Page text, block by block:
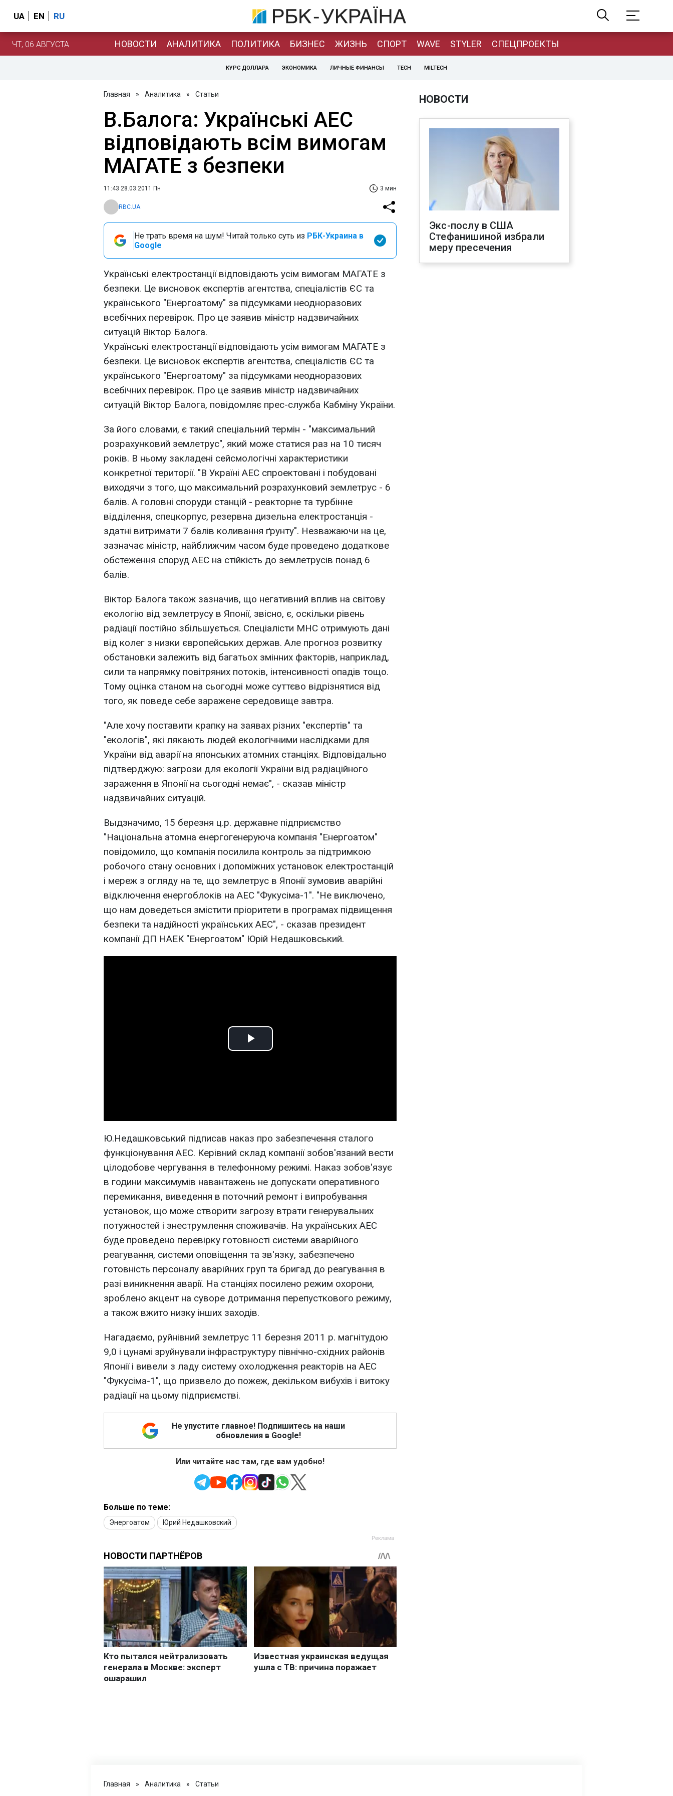
UA EN RU
ЧТ, 06 АВГУСТА НОВОСТИ АНАЛИТИКА ПОЛИТИКА БИЗНЕС ЖИЗНЬ СПОРТ WAVE STYLER СПЕЦПРОЕКТЫ
КУРС ДОЛЛАРА ЭКОНОМИКА ЛИЧНЫЕ ФИНАНСЫ TECH MILTECH
Главная » Аналитика » Статьи
В.Балога: Українські АЕС
відповідають всім вимогам
МАГАТЕ з безпеки
11:43 28.03.2011 Пн 3 мин
RBC.UA
Не трать время на шум! Читай только суть из РБК-Украина в
Google
Українські електростанції відповідають усім вимогам МАГАТЕ з
безпеки. Це висновок експертів агентства, спеціалістів ЄС та
українського "Енергоатому" за підсумками неодноразових
всебічних перевірок. Про це заявив міністр надзвичайних
ситуацій Віктор Балога.
Українські електростанції відповідають усім вимогам МАГАТЕ з
безпеки. Це висновок експертів агентства, спеціалістів ЄС та
українського "Енергоатому" за підсумками неодноразових
всебічних перевірок. Про це заявив міністр надзвичайних
ситуацій Віктор Балога, повідомляє прес-служба Кабміну України.
За його словами, є такий спеціальний термін - "максимальний
розрахунковий землетрус", який може статися раз на 10 тисяч
років. В ньому закладені сейсмологічні характеристики
конкретної території. "В Україні АЕС спроектовані і побудовані
виходячи з того, що максимальний розрахунковий землетрус - 6
балів. А головні споруди станцій - реакторне та турбінне
відділення, спецкорпус, резервна дизельна електростанція -
здатні витримати 7 балів коливання ґрунту". Незважаючи на це,
зазначає міністр, найближчим часом буде проведено додаткове
обстеження споруд АЕС на стійкість до землетрусів понад 6
балів.
Віктор Балога також зазначив, що негативний вплив на світову
екологію від землетрусу в Японії, звісно, є, оскільки рівень
радіації постійно збільшується. Спеціалісти МНС отримують дані
від колег з низки європейських держав. Але прогноз розвитку
обстановки залежить від багатьох змінних факторів, наприклад,
сили та напрямку повітряних потоків, інтенсивності опадів тощо.
Тому оцінка станом на сьогодні може суттєво відрізнятися від
того, як поведе себе заражене середовище завтра.
"Але хочу поставити крапку на заявах різних "експертів" та
"екологів", які лякають людей екологічними наслідками для
України від аварії на японських атомних станціях. Відповідально
підтверджую: загрози для екології України від радіаційного
зараження в Японії на сьогодні немає", - сказав міністр
надзвичайних ситуацій.
Выдзначимо, 15 березня ц.р. державне підприємство
"Національна атомна енергогенеруюча компанія "Енергоатом"
повідомило, що компанія посилила контроль за підтримкою
робочого стану основних і допоміжних установок електростанцій
і мереж з огляду на те, що землетрус в Японії зумовив аварійні
відключення енергоблоків на АЕС "Фукусіма-1". "Не виключено,
що нам доведеться змістити пріоритети в програмах підвищення
безпеки та надійності українських АЕС", - сказав президент
компанії ДП НАЕК "Енергоатом" Юрій Недашковський.
Play
Ю.Недашковський підписав наказ про забезпечення сталого
функціонування АЕС. Керівний склад компанії зобов'язаний вести
цілодобове чергування в телефонному режимі. Наказ зобов'язує
в години максимумів навантажень не допускати оперативного
перемикання, виведення в поточний ремонт і випробування
установок, що може створити загрозу втрати генерувальних
потужностей і знеструмлення споживачів. На українських АЕС
буде проведено перевірку готовності системи аварійного
реагування, системи оповіщення та зв'язку, забезпечено
готовність персоналу аварійних груп та бригад до реагування в
разі виникнення аварії. На станціях посилено режим охорони,
зроблено акцент на суворе дотримання перепусткового режиму,
а також вжито низку інших заходів.
Нагадаємо, руйнівний землетрус 11 березня 2011 р. магнітудою
9,0 і цунамі зруйнували інфраструктуру північно-східних районів
Японії і вивели з ладу систему охолодження реакторів на АЕС
"Фукусіма-1", що призвело до пожеж, декільком вибухів і витоку
радіації на цьому підприємстві.
Не упустите главное! Подпишитесь на наши
обновления в Google!
Или читайте нас там, где вам удобно!
Больше по теме:
Энергоатом Юрий Недашковский
НОВОСТИ
Экс-послу в США
Стефанишиной избрали
меру пресечения
Главная » Аналитика » Статьи